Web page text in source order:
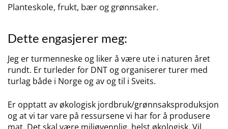
Planteskole, frukt, bær og grønnsaker.
Dette engasjerer meg:
Jeg er turmenneske og liker å være ute i naturen året
rundt. Er turleder for DNT og organiserer turer med
turlag både i Norge og av og til i Sveits.
Er opptatt av økologisk jordbruk/grønnsaksproduksjon
og at vi tar vare på ressursene vi har for å produsere
mat. Det skal være miljøvennlig, helst økologisk. Vil